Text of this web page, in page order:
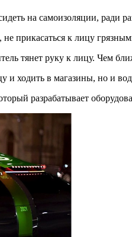
на самоизоляции, ради
прикасаться к лицу
тянет руку к лицу. Чем
и ходить в магазины, но и
разрабатывает